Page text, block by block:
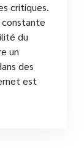
critiques.
constante
du
un
des
est